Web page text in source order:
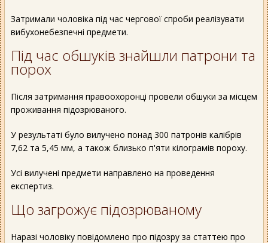
Затримали чоловіка під час чергової спроби реалізувати
вибухонебезпечні предмети.
Під час обшуків знайшли патрони та
порох
Після затримання правоохоронці провели обшуки за місцем
проживання підозрюваного.
У результаті було вилучено понад 300 патронів калібрів
7,62 та 5,45 мм, а також близько п'яти кілограмів пороху.
Усі вилучені предмети направлено на проведення
експертиз.
Що загрожує підозрюваному
Наразі чоловіку повідомлено про підозру за статтею про